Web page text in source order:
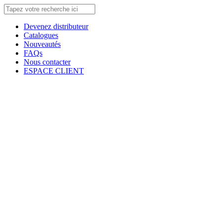
Devenez distributeur
Catalogues
Nouveautés
FAQs
Nous contacter
ESPACE CLIENT